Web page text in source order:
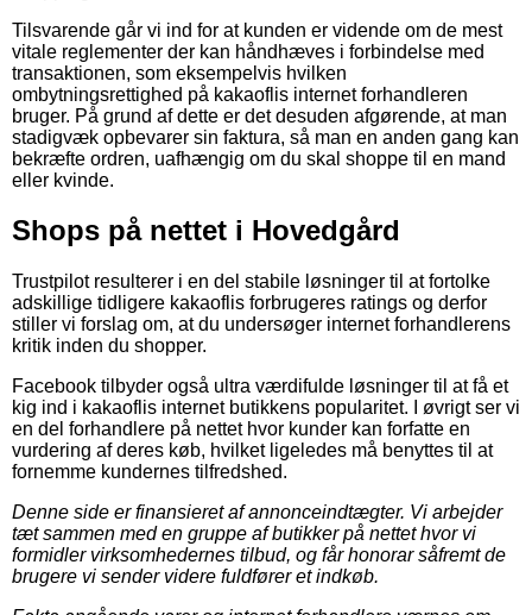
Tilsvarende går vi ind for at kunden er vidende om de mest
vitale reglementer der kan håndhæves i forbindelse med
transaktionen, som eksempelvis hvilken
ombytningsrettighed på kakaoflis internet forhandleren
bruger. På grund af dette er det desuden afgørende, at man
stadigvæk opbevarer sin faktura, så man en anden gang kan
bekræfte ordren, uafhængig om du skal shoppe til en mand
eller kvinde.
Shops på nettet i Hovedgård
Trustpilot resulterer i en del stabile løsninger til at fortolke
adskillige tidligere kakaoflis forbrugeres ratings og derfor
stiller vi forslag om, at du undersøger internet forhandlerens
kritik inden du shopper.
Facebook tilbyder også ultra værdifulde løsninger til at få et
kig ind i kakaoflis internet butikkens popularitet. I øvrigt ser vi
en del forhandlere på nettet hvor kunder kan forfatte en
vurdering af deres køb, hvilket ligeledes må benyttes til at
fornemme kundernes tilfredshed.
Denne side er finansieret af annonceindtægter. Vi arbejder
tæt sammen med en gruppe af butikker på nettet hvor vi
formidler virksomhedernes tilbud, og får honorar såfremt de
brugere vi sender videre fuldfører et indkøb.